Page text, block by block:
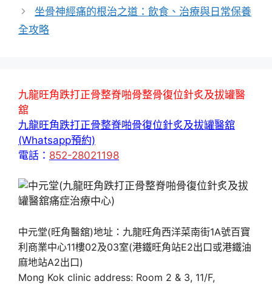
坐骨神經痛的根治之道：飲食、治療與日常保養
全攻略
九龍旺角跌打正骨整脊啪骨整骨復位針炙及拔罐醫
舘
九龍旺角跌打正骨整脊啪骨復位針炙及拔罐醫舘
(Whatsapp預約)
電話： 852-28021198
中元堂(旺角醫舘)地址：九龍旺角西洋菜南街1A號百寶
利商業中心11樓02及03室(港鐵旺角站E2出口或港鐵油
麻地站A2出口)
Mong Kok clinic address: Room 2 & 3, 11/F,